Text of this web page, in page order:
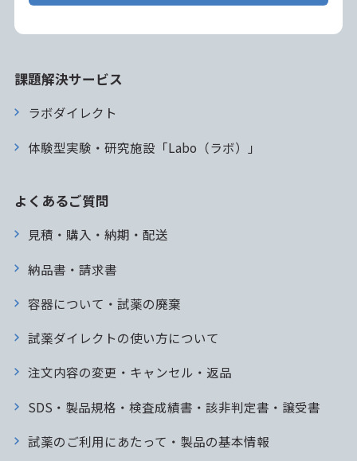
課題解決サービス
ラボダイレクト
体験型実験・研究施設「Labo（ラボ）」
よくあるご質問
見積・購入・納期・配送
納品書・請求書
容器について・試薬の廃棄
試薬ダイレクトの使い方について
注文内容の変更・キャンセル・返品
SDS・製品規格・検査成績書・該非判定書・譲受書
試薬のご利用にあたって・製品の基本情報